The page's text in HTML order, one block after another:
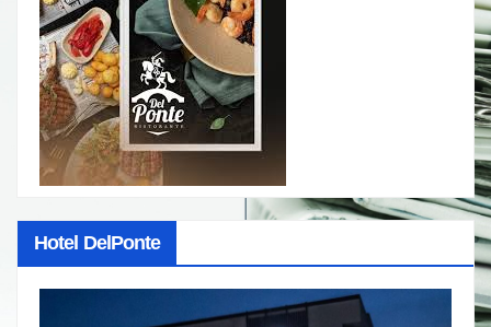
Hotel DelPonte